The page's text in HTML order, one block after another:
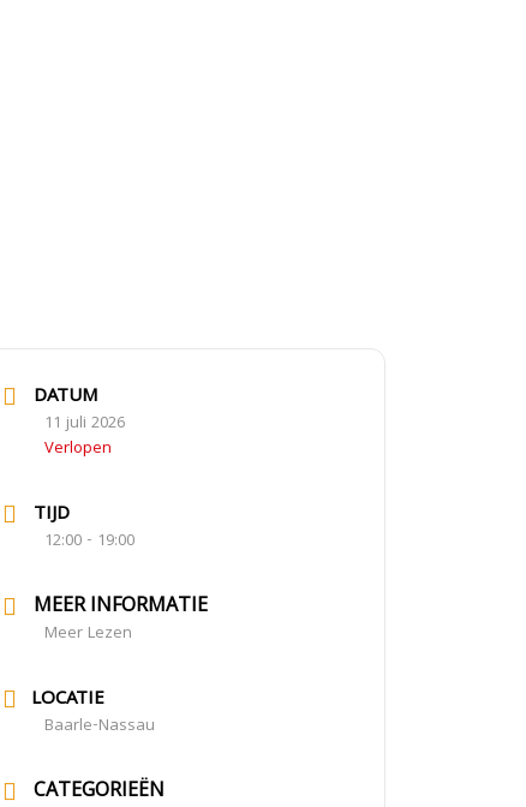
DATUM
11 juli 2026
Verlopen
TIJD
12:00 - 19:00
MEER INFORMATIE
Meer Lezen
LOCATIE
Baarle-Nassau
CATEGORIEËN